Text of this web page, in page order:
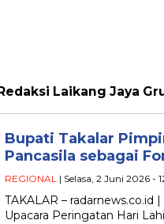
Redaksi Laikang Jaya
Bupati Takalar
Pancasila sebagai
REGIONAL | Selasa, 2 Juni 2026 -
TAKALAR –
Upacara Peringatan Hari